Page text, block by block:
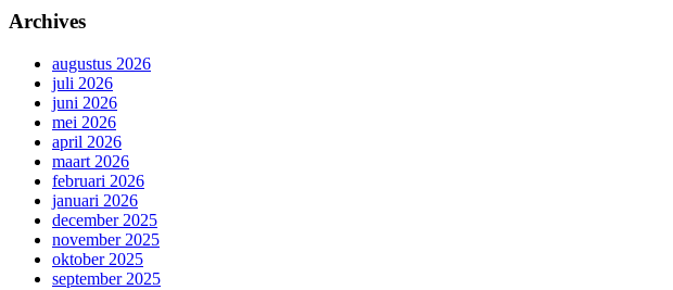
Archives
augustus 2026
juli 2026
juni 2026
mei 2026
april 2026
maart 2026
februari 2026
januari 2026
december 2025
november 2025
oktober 2025
september 2025